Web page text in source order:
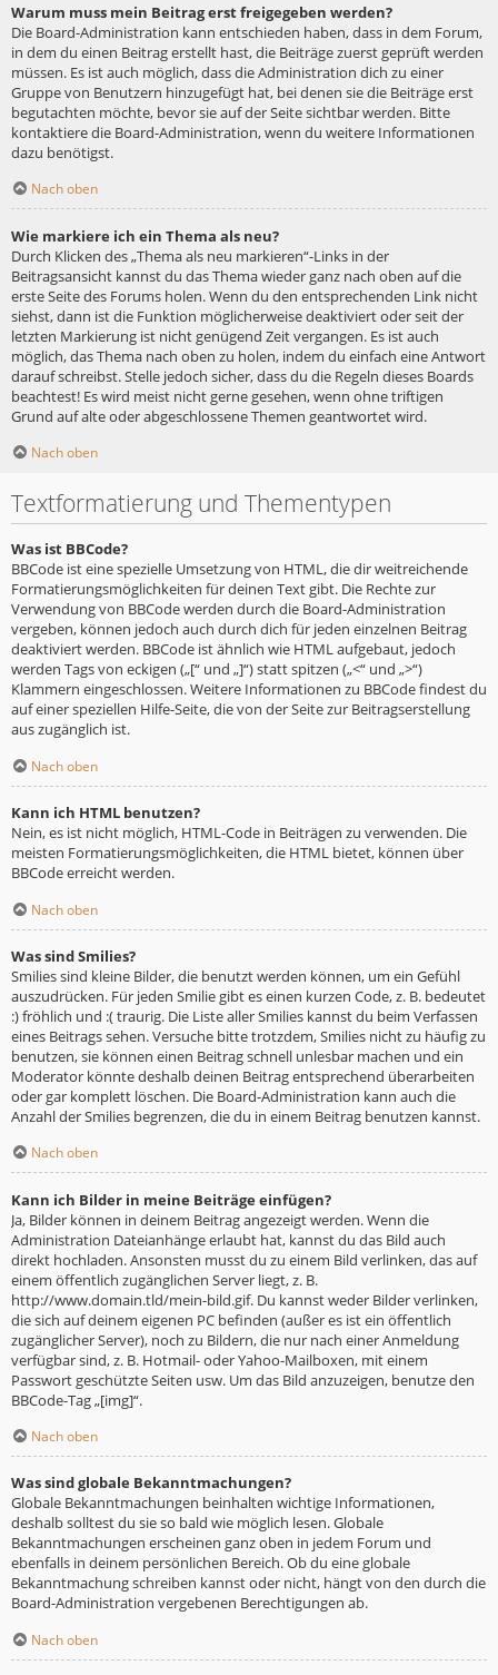
Warum muss mein Beitrag erst freigegeben werden?
Die Board-Administration kann entschieden haben, dass in dem Forum,
in dem du einen Beitrag erstellt hast, die Beiträge zuerst geprüft werden
müssen. Es ist auch möglich, dass die Administration dich zu einer
Gruppe von Benutzern hinzugefügt hat, bei denen sie die Beiträge erst
begutachten möchte, bevor sie auf der Seite sichtbar werden. Bitte
kontaktiere die Board-Administration, wenn du weitere Informationen
dazu benötigst.
Nach oben
Wie markiere ich ein Thema als neu?
Durch Klicken des „Thema als neu markieren“-Links in der
Beitragsansicht kannst du das Thema wieder ganz nach oben auf die
erste Seite des Forums holen. Wenn du den entsprechenden Link nicht
siehst, dann ist die Funktion möglicherweise deaktiviert oder seit der
letzten Markierung ist nicht genügend Zeit vergangen. Es ist auch
möglich, das Thema nach oben zu holen, indem du einfach eine Antwort
darauf schreibst. Stelle jedoch sicher, dass du die Regeln dieses Boards
beachtest! Es wird meist nicht gerne gesehen, wenn ohne triftigen
Grund auf alte oder abgeschlossene Themen geantwortet wird.
Nach oben
Textformatierung und Thementypen
Was ist BBCode?
BBCode ist eine spezielle Umsetzung von HTML, die dir weitreichende
Formatierungsmöglichkeiten für deinen Text gibt. Die Rechte zur
Verwendung von BBCode werden durch die Board-Administration
vergeben, können jedoch auch durch dich für jeden einzelnen Beitrag
deaktiviert werden. BBCode ist ähnlich wie HTML aufgebaut, jedoch
werden Tags von eckigen („[“ und „]“) statt spitzen („<“ und „>“)
Klammern eingeschlossen. Weitere Informationen zu BBCode findest du
auf einer speziellen Hilfe-Seite, die von der Seite zur Beitragserstellung
aus zugänglich ist.
Nach oben
Kann ich HTML benutzen?
Nein, es ist nicht möglich, HTML-Code in Beiträgen zu verwenden. Die
meisten Formatierungsmöglichkeiten, die HTML bietet, können über
BBCode erreicht werden.
Nach oben
Was sind Smilies?
Smilies sind kleine Bilder, die benutzt werden können, um ein Gefühl
auszudrücken. Für jeden Smilie gibt es einen kurzen Code, z. B. bedeutet
:) fröhlich und :( traurig. Die Liste aller Smilies kannst du beim Verfassen
eines Beitrags sehen. Versuche bitte trotzdem, Smilies nicht zu häufig zu
benutzen, sie können einen Beitrag schnell unlesbar machen und ein
Moderator könnte deshalb deinen Beitrag entsprechend überarbeiten
oder gar komplett löschen. Die Board-Administration kann auch die
Anzahl der Smilies begrenzen, die du in einem Beitrag benutzen kannst.
Nach oben
Kann ich Bilder in meine Beiträge einfügen?
Ja, Bilder können in deinem Beitrag angezeigt werden. Wenn die
Administration Dateianhänge erlaubt hat, kannst du das Bild auch
direkt hochladen. Ansonsten musst du zu einem Bild verlinken, das auf
einem öffentlich zugänglichen Server liegt, z. B.
http://www.domain.tld/mein-bild.gif. Du kannst weder Bilder verlinken,
die sich auf deinem eigenen PC befinden (außer es ist ein öffentlich
zugänglicher Server), noch zu Bildern, die nur nach einer Anmeldung
verfügbar sind, z. B. Hotmail- oder Yahoo-Mailboxen, mit einem
Passwort geschützte Seiten usw. Um das Bild anzuzeigen, benutze den
BBCode-Tag „[img]“.
Nach oben
Was sind globale Bekanntmachungen?
Globale Bekanntmachungen beinhalten wichtige Informationen,
deshalb solltest du sie so bald wie möglich lesen. Globale
Bekanntmachungen erscheinen ganz oben in jedem Forum und
ebenfalls in deinem persönlichen Bereich. Ob du eine globale
Bekanntmachung schreiben kannst oder nicht, hängt von den durch die
Board-Administration vergebenen Berechtigungen ab.
Nach oben